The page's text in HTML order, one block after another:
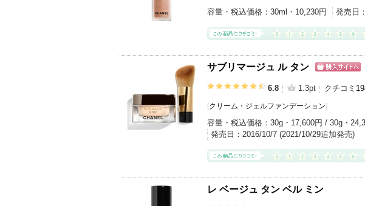
容量・税込価格： 30ml・10,230円 発売日：
サブリマージュ ル タン
グサイトへ
6.8 1.3pt クチコミ
[クリーム・ジェルファンデーション]
容量・税込価格： 30g・17,600円 / 30g・
発売日： 2016/10/7 (2021/10/29追加発売)
レ ベージュ タン ベル ミン